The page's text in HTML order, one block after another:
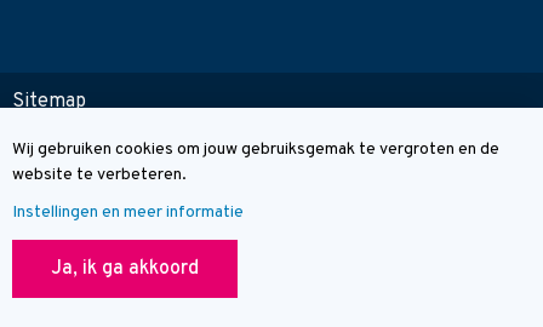
Cookie melding
Wij gebruiken cookies om jouw gebruiksgemak te vergroten en de
website te verbeteren.
Instellingen en meer informatie
Ja, ik ga akkoord
© Wegwijzer Hart van Brabant
Sitemap
Contact